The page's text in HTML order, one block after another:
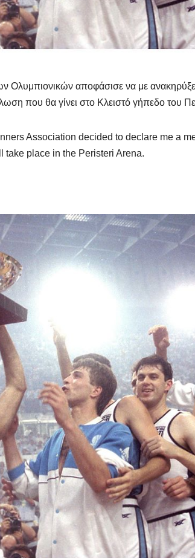
Ολυμπιονικών αποφάσισε να με
που θα γίνει στο Κλειστό γήπεδο του
Association decided to declare me a
take place in the Peristeri Arena.